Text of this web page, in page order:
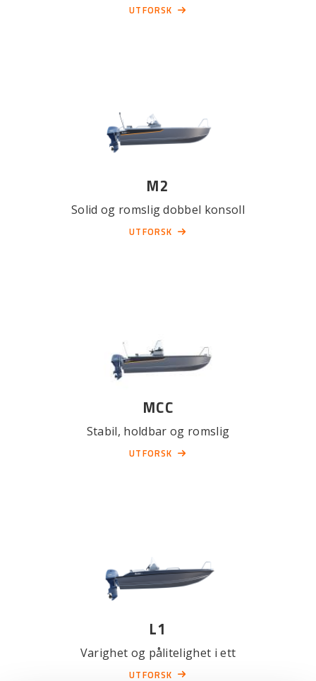
UTFORSK
M2
Solid og romslig dobbel konsoll
UTFORSK
MCC
Stabil, holdbar og romslig
UTFORSK
L1
Varighet og pålitelighet i ett
UTFORSK